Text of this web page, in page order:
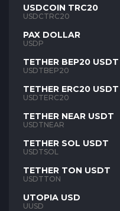
USDCOIN TRC20
USDCTRC20
PAX DOLLAR
USDP
TETHER BEP20 USDT
USDTBEP20
TETHER ERC20 USDT
USDTERC20
TETHER NEAR USDT
USDTNEAR
TETHER SOL USDT
USDTSOL
TETHER TON USDT
USDTTON
UTOPIA USD
UUSD